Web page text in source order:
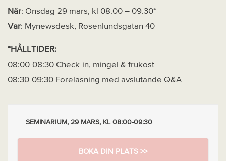
När: Onsdag 29 mars, kl 08.00 – 09.30*
Var: Mynewsdesk, Rosenlundsgatan 40
*HÅLLTIDER:
08:00-08:30 Check-in, mingel & frukost
08:30-09:30 Föreläsning med avslutande Q&A
SEMINARIUM, 29 MARS, KL 08:00-09:30
BOKA DIN PLATS >>